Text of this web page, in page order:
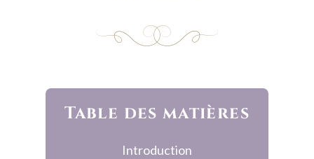
Table des matières
Introduction